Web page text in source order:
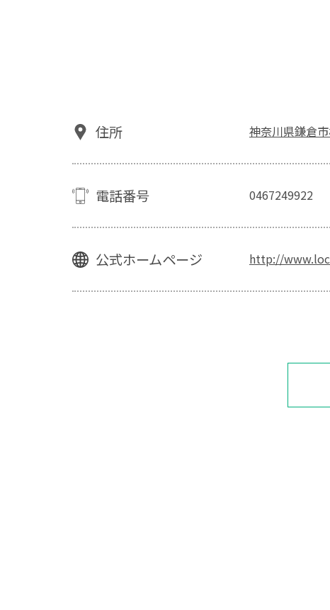
住所 神奈川県鎌倉
電話番号 0467249922
公式ホームページ http://